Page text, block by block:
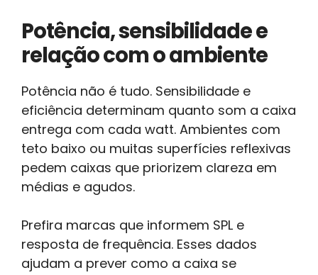
Potência, sensibilidade e
relação com o ambiente
Potência não é tudo. Sensibilidade e
eficiência determinam quanto som a caixa
entrega com cada watt. Ambientes com
teto baixo ou muitas superfícies reflexivas
pedem caixas que priorizem clareza em
médias e agudos.
Prefira marcas que informem SPL e
resposta de frequência. Esses dados
ajudam a prever como a caixa se